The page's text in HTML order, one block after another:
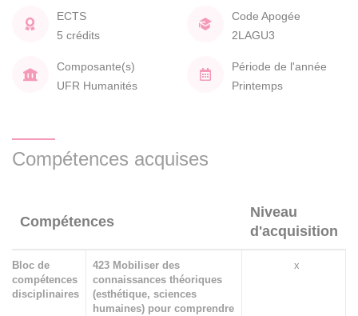
ECTS
5 crédits
Code Apogée
2LAGU3
Composante(s)
UFR Humanités
Période de l'année
Printemps
Compétences acquises
Compétences
Niveau
d'acquisition
Bloc de
compétences
disciplinaires
423 Mobiliser des
connaissances théoriques
(esthétique, sciences
humaines) pour comprendre
x